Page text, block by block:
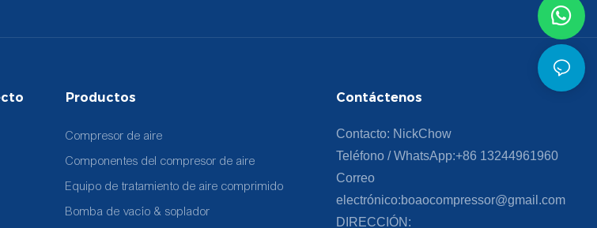
Productos
Compresor de aire
Componentes del compresor de aire
Equipo de tratamiento de aire comprimido
Bomba de vacío & soplador
Contáctenos
Contacto: NickChow
Teléfono / WhatsApp:+86 13244961960
Correo
electrónico:boaocompressor@gmail.com
DIRECCIÓN: